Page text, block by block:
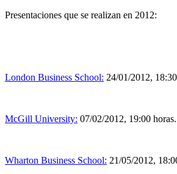
Presentaciones que se realizan en 2012:
London Business School: 24/01/2012,
McGill University: 07/02/2012, 19:00 horas.
Wharton Business School: 21/05/2012,